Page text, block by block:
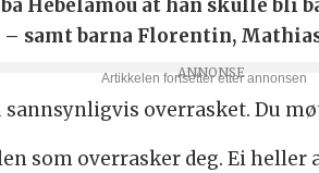
Hebelamou at han skulle
samt barna Florentin, Mathias
overrasket. Du
som overrasker deg. Ei heller